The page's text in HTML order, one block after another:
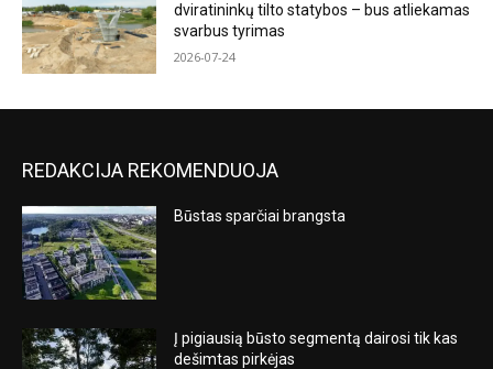
dviratininkų tilto statybos – bus atliekamas
svarbus tyrimas
2026-07-24
REDAKCIJA REKOMENDUOJA
Būstas sparčiai brangsta
Į pigiausią būsto segmentą dairosi tik kas
dešimtas pirkėjas